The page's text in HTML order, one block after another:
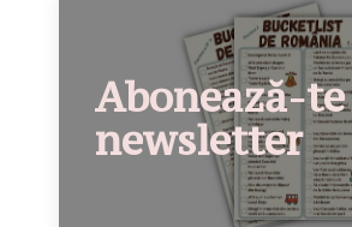
Abonează-
newsletter